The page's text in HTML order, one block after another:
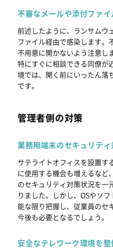
不審なメールや添付ファ
前述したように、ランサムウ
ファイル経由で感染します。
不用意に開かないよう注意し
特にすぐに相談できる同僚が
境では、開く前にいったん落
です。
管理者側の対策
業務用端末のセキュリテ
サテライトオフィスを設置す
に使用する機会も増えるなど
のセキュリティ対策状況を一
りました。しかし、OSやソ
能な限り把握し、従業員のセ
今後も必要となるでしょう。
安全なテレワーク環境を整